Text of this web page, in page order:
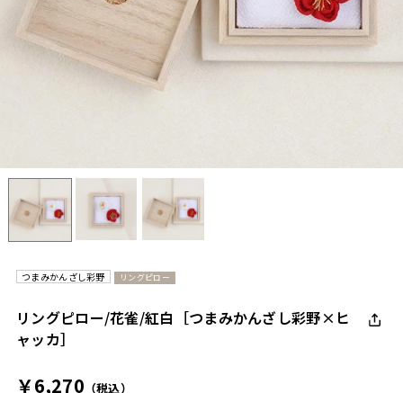
つまみかんざし彩野 リングピロー
リングピロー/花雀/紅白［つまみかんざし彩野×ヒ
ャッカ］
￥6,270 （税込）